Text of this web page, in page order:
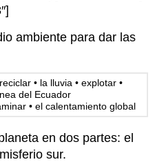
ambiente para dar las
• la lluvia • explotar •
del Ecuador
• el calentamiento global
en dos partes: el
sur.